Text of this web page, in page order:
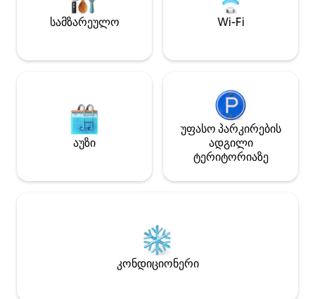
და ბრენსონის ზოლიდან რამდენიმე
წუთის სავალზე ყოფნა.
საკმარისი
ოჯახებისთვის
სამზარეულო Wi-Fi
აუზი
უფასო პარკირების
ადგილი
ტერიტორიაზე
კონდიციონერი